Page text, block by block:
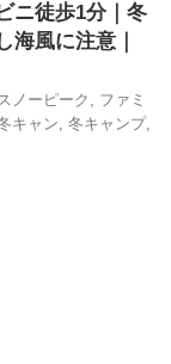
ニ徒歩1分｜冬
海風に注意｜
ノーピーク , ファミ
キャン, 冬キャンプ,